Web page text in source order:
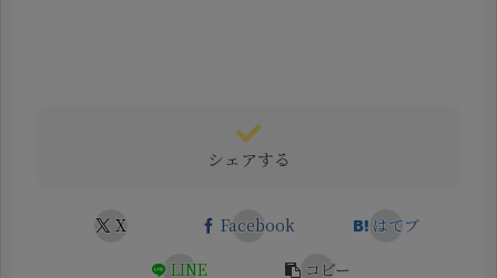
シェアする
X Facebook
はてブ
LINE
コピー